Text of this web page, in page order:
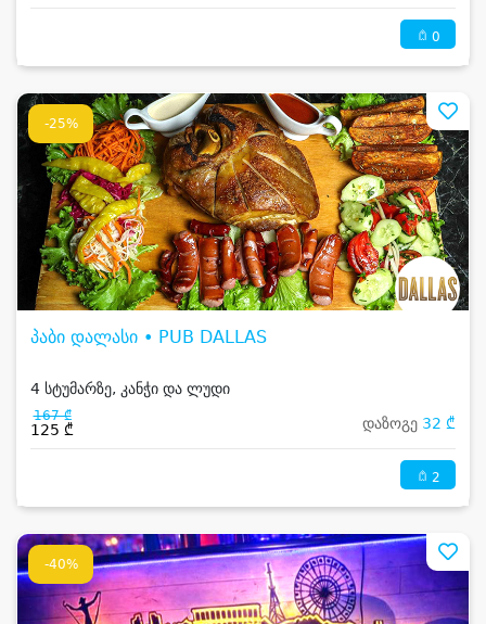
0
-25%
პაბი დალასი • PUB DALLAS
4 სტუმარზე, კანჭი და ლუდი
167 ₾
125 ₾ დაზოგე 32 ₾
2
-40%